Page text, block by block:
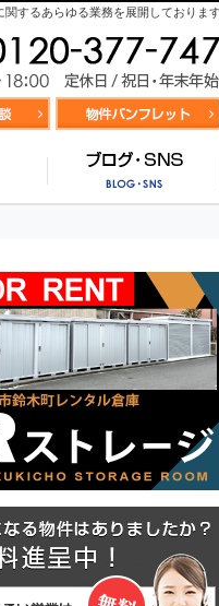
するあらゆる業務を展開しておりま
資料請求・お問合せ